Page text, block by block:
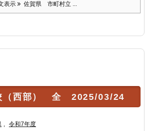
表示 佐賀県 市町村立 ...
（西部） 全 2025/03/24
, 令和7年度